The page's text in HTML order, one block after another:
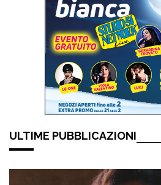
ULTIME PUBBLICAZIONI